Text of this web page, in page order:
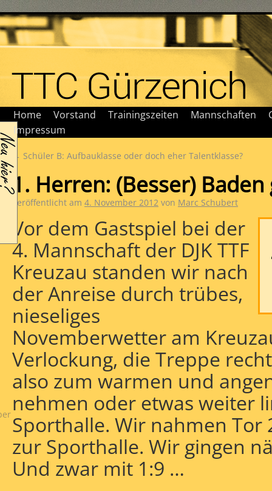
Home Vorstand Trainingszeiten Mannschaften
Impressum
← Schüler B: Aufbauklasse oder doch eher Talentklasse?
1. Herren: (Besser)
Veröffentlicht am 4. November 2012 von Marc Schubert
Vor dem Gastspiel bei der
4. Mannschaft der DJK TTF
Kreuzau standen wir nach
der Anreise durch trübes,
nieseliges
Novemberwetter am
Verlockung, die Treppe
also zum warmen und
nehmen oder etwas weiter
Sporthalle. Wir nahmen Tor
zur Sporthalle. Wir gingen
Und zwar mit 1:9 …